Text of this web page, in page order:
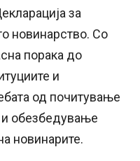
за
новинарство. Со
порака до
и
од почитување
обезбедување
новинарите.